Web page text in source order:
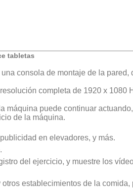
tabletas
consola de montaje de la pared,
completa de 1920 x 1080
máquina puede continuar
de la máquina.
en elevadores, y más.
del ejercicio, y muestre los
establecimientos de la